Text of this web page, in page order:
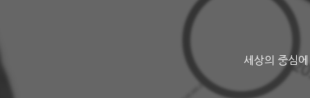
세상의 중심